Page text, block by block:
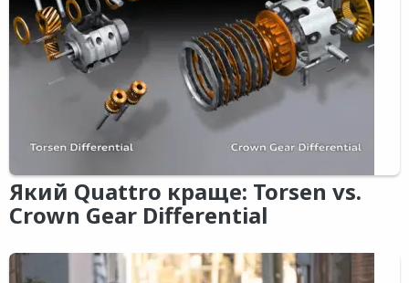
Який Quattro краще: Torsen vs.
Crown Gear Differential